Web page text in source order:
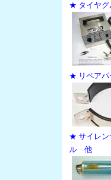
★ タイヤグ
★ リペアパ
★ サイレン
ル 他